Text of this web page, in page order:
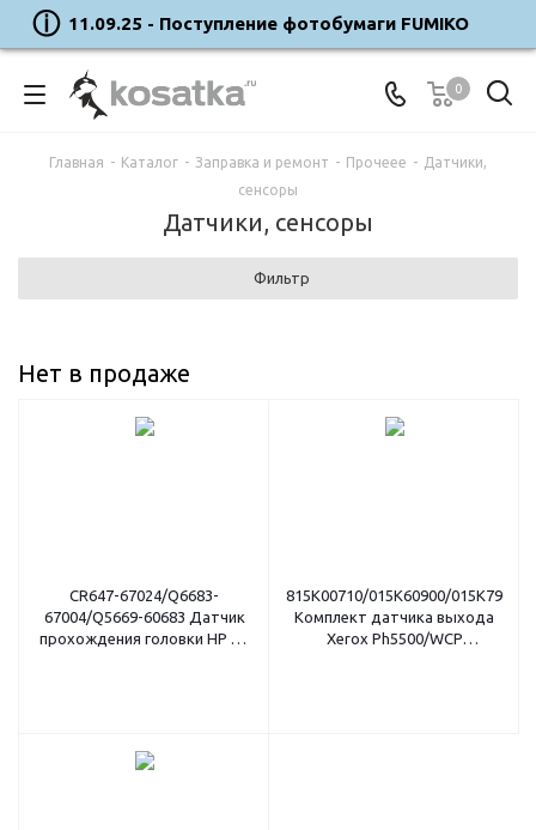
11.09.25 - Поступление фотобумаги FUMIKO
0
Главная - Каталог - Заправка и ремонт - Прочеее - Датчики,
сенсоры
Датчики, сенсоры
Фильтр
Нет в продаже
CR647-67024/Q6683-
67004/Q5669-60683 Датчик
прохождения головки HP DJ
815K00710/015K60900/015K79210
Комплект датчика выхода
Xerox Ph5500/WCP